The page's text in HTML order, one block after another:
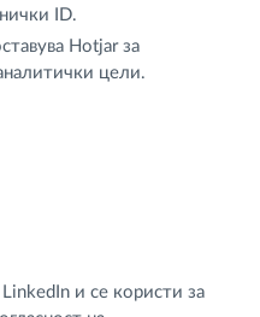
ID.
Hotjar за
цели.
и се користи за